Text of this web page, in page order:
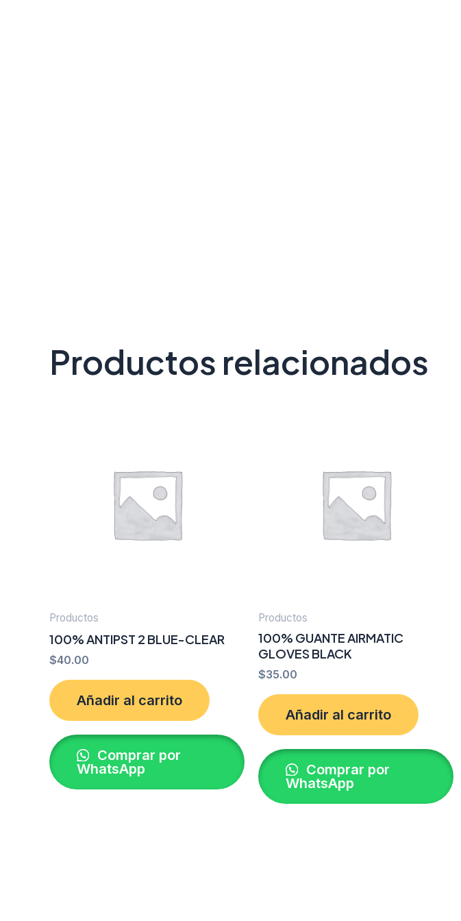
Productos relacionados
Productos
100% ANTIPST 2 BLUE-CLEAR
$40.00
Añadir al carrito
Comprar por
WhatsApp
Productos
100% GUANTE AIRMATIC
GLOVES BLACK
$35.00
Añadir al carrito
Comprar por
WhatsApp